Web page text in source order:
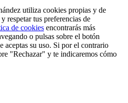
utiliza cookies propias y de
respetar tus preferencias de
de cookies encontrarás más
o pulsas sobre el botón
aceptas su uso. Si por el contrario
"Rechazar" y te indicaremos cómo